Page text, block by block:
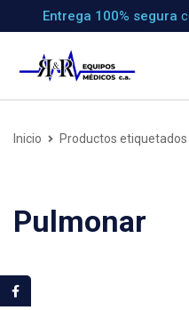
Entrega 100% segura
Inicio Productos etiquetados
Pulmonar